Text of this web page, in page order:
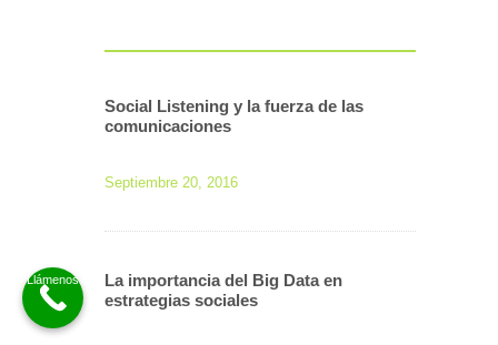
Social Listening y la fuerza de las
comunicaciones
Septiembre 20, 2016
La importancia del Big Data en
estrategias sociales